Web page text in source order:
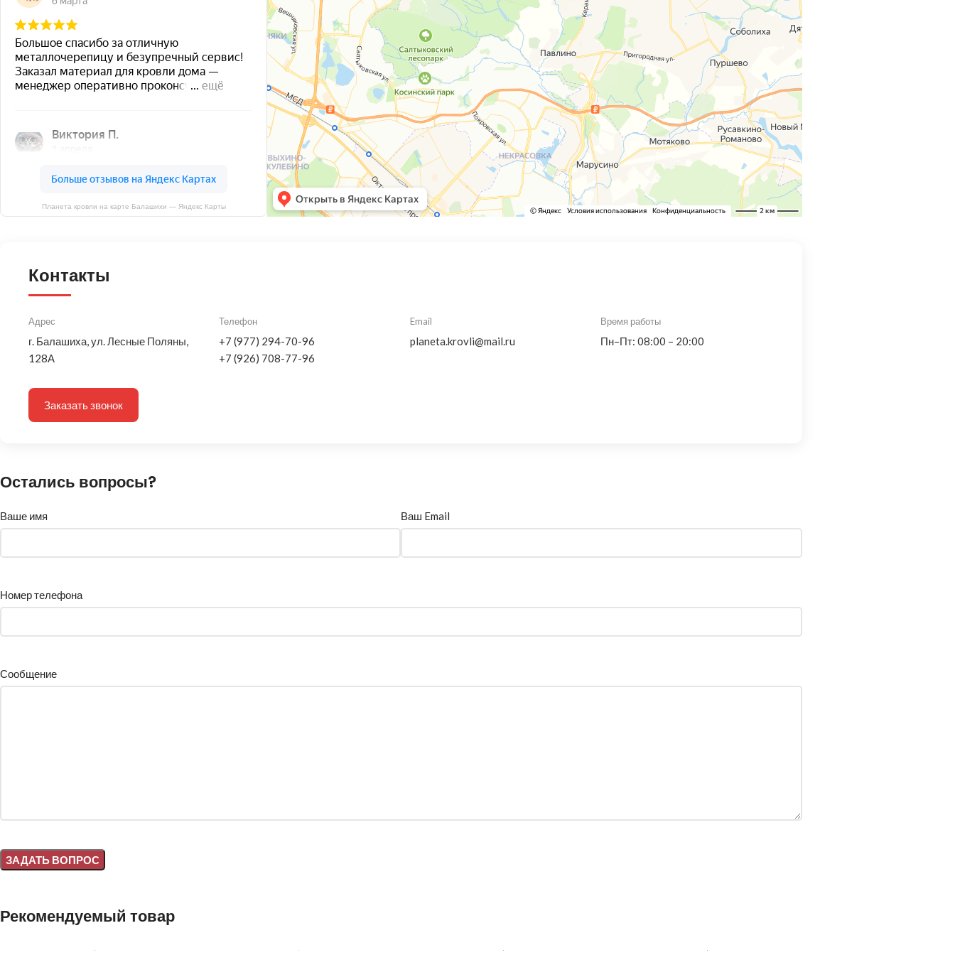
Планета кровли на карте Балашихи — Яндекс Карты
Контакты
Адрес
г. Балашиха, ул. Лесные Поляны,
128А
Телефон
+7 (977) 294-70-96
+7 (926) 708-77-96
Email
planeta.krovli@mail.ru
Время работы
Пн–Пт: 08:00 – 20:00
Заказать звонок
Остались вопросы?
Ваше имя Ваш Email
Номер телефона
Сообщение
Рекомендуемый товар